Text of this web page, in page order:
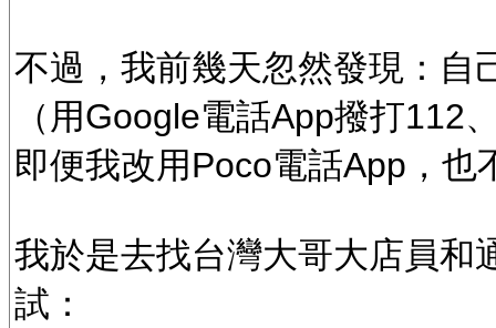
不過，我前幾天忽然發現：自
（用Google電話App撥打112
即便我改用Poco電話App，也
我於是去找台灣大哥大店員和
試：